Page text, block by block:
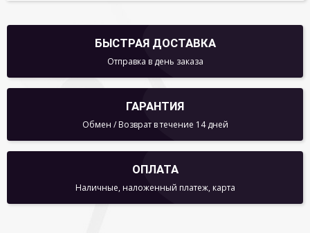
БЫСТРАЯ ДОСТАВКА
Отправка в день заказа
ГАРАНТИЯ
Обмен / Возврат в течение 14 дней
ОПЛАТА
Наличные, наложенный платеж, карта